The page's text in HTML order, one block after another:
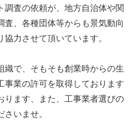
調査の依頼が、地方自治体や関
、各種団体等からも景気動向
力させて頂いています。
織で、そもそも創業時からの生
事業の許可を取得しております
ります、また、工事業者選びの
いませ。